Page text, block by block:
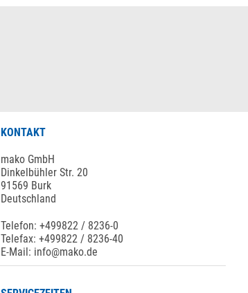
KONTAKT
mako GmbH
Dinkelbühler Str. 20
91569 Burk
Deutschland
Telefon: +499822 / 8236-0
Telefax: +499822 / 8236-40
E-Mail: info@mako.de